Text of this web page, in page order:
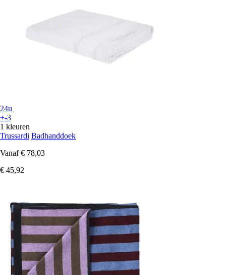
24u
+-3
1 kleuren
Trussardi Badhanddoek
Vanaf € 78,03
€ 45,92